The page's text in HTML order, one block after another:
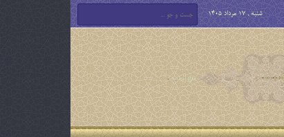
شنبه , 17 مرداد 1405